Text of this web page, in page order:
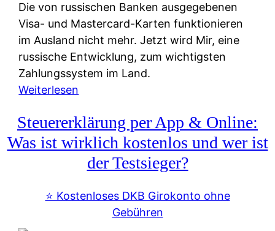
n
a
t
i
v
e
&
f
r
e
Die von russischen Banken ausgegebenen
Visa- und Mastercard-Karten funktionieren
im Ausland nicht mehr. Jetzt wird Mir, eine
russische Entwicklung, zum wichtigsten
Zahlungssystem im Land.
Weiterlesen
a
h
g
Steuererklärung per App & Online:
Was ist wirklich kostenlos und wer ist
der Testsieger?
⭐️ Kostenloses DKB Girokonto ohne
Gebühren